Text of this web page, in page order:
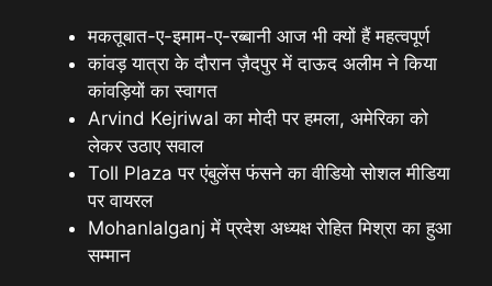
मकतूबात-ए-इमाम-ए-रब्बानी आज भी क्यों हैं महत्वपूर्ण
कांवड़ यात्रा के दौरान ज़ैदपुर में दाऊद अलीम ने किया
कांवड़ियों का स्वागत
Arvind Kejriwal का मोदी पर हमला, अमेरिका को
लेकर उठाए सवाल
Toll Plaza पर एंबुलेंस फंसने का वीडियो सोशल मीडिया
पर वायरल
Mohanlalganj में प्रदेश अध्यक्ष रोहित मिश्रा का हुआ
सम्मान